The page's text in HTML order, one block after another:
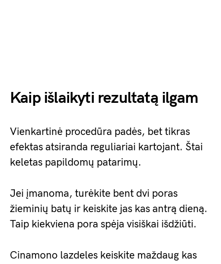
Kaip išlaikyti rezultatą ilgam
Vienkartinė procedūra padės, bet tikras
efektas atsiranda reguliariai kartojant. Štai
keletas papildomų patarimų.
Jei įmanoma, turėkite bent dvi poras
žieminių batų ir keiskite jas kas antrą dieną.
Taip kiekviena pora spėja visiškai išdžiūti.
Cinamono lazdeles keiskite maždaug kas